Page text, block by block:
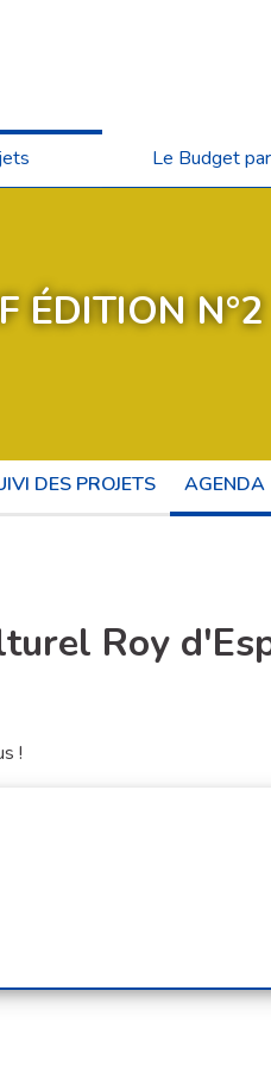
Le Budget
ÉDITION N°2
DES PROJETS AGENDA
Roy
!